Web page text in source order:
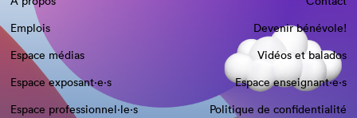
Emplois
Devenir bénévole!
Espace médias
Vidéos et balados
Espace exposant·e⋅s
Espace enseignant·e⋅s
Espace professionnel·le⋅s
Politique de confidentialité